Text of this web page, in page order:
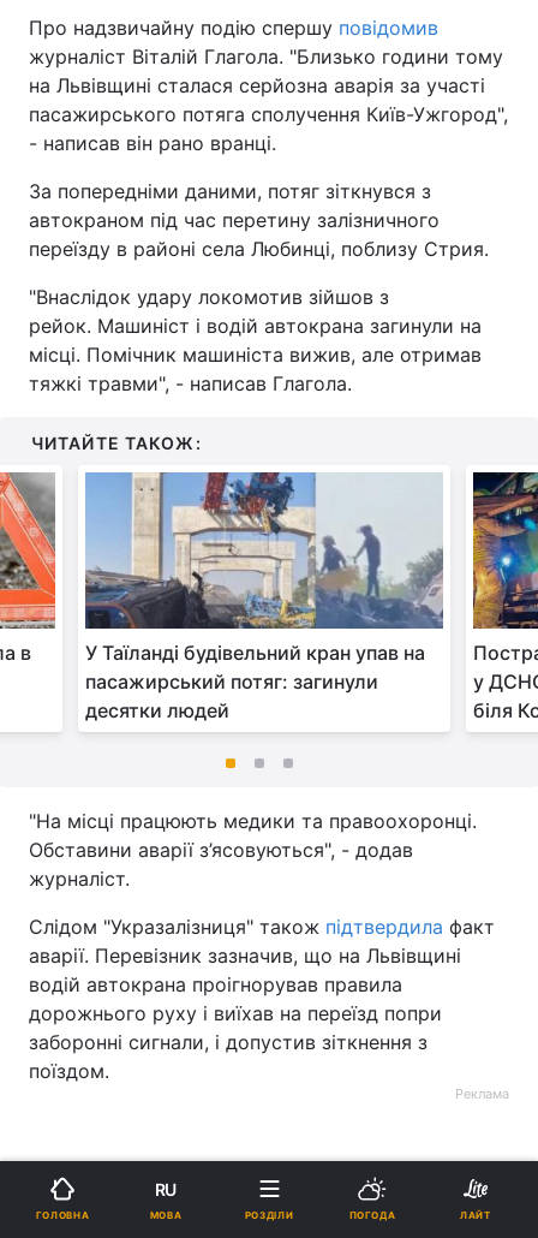
Про надзвичайну подію спершу повідомив
журналіст Віталій Глагола. "Близько години тому
на Львівщині сталася серйозна аварія за участі
пасажирського потяга сполучення Київ-Ужгород",
- написав він рано вранці.
За попередніми даними, потяг зіткнувся з
автокраном під час перетину залізничного
переїзду в районі села Любинці, поблизу Стрия.
"Внаслідок удару локомотив зійшов з
рейок. Машиніст і водій автокрана загинули на
місці. Помічник машиніста вижив, але отримав
тяжкі травми", - написав Глагола.
ЧИТАЙТЕ ТАКОЖ:
в
У Таїланді будівельний кран упав на
пасажирський потяг: загинули
десятки людей
у
біля
"На місці працюють медики та правоохоронці.
Обставини аварії з’ясовуються", - додав
журналіст.
Слідом "Укразалізниця" також підтвердила факт
аварії. Перевізник зазначив, що на Львівщині
водій автокрана проігнорував правила
дорожнього руху і виїхав на переїзд попри
заборонні сигнали, і допустив зіткнення з
поїздом.
Реклама
ГОЛОВНА
RU
МОВА РОЗДІЛИ ПОГОДА ЛАЙТ